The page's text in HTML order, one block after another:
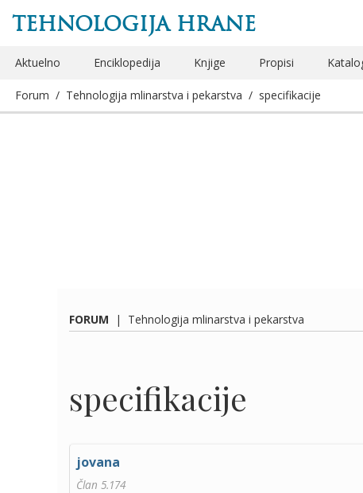
TEHNOLOGIJA HRANE
Aktuelno Enciklopedija Knjige Propisi
Forum / Tehnologija mlinarstva i pekarstva / specifikacije
FORUM | Tehnologija mlinarstva i pekarstva
specifikacije
jovana
Član 5.174